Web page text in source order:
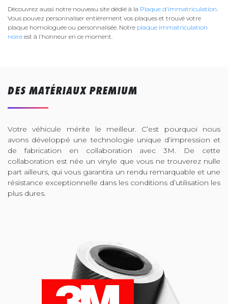
Découvrez aussi notre nouveau site dédié à la Plaque d'immatriculation.
Vous pouvez personnaliser entièrement vos plaques et trouvé votre
plaque homologuée ou personnalisée. Notre plaque immatriculation
noire est à l'honneur en ce moment.
DES MATÉRIAUX PREMIUM
Votre véhicule mérite le meilleur. C’est pourquoi nous
avons développé une technologie unique d’impression et
de fabrication en collaboration avec 3M. De cette
collaboration est née un vinyle que vous ne trouverez nulle
part ailleurs, qui vous garantira un rendu remarquable et une
résistance exceptionnelle dans les conditions d’utilisation les
plus dures.